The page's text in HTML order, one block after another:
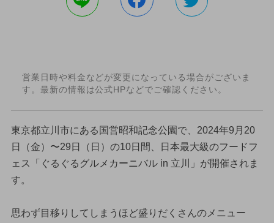
営業日時や料金などが変更になっている場合がございま
す。最新の情報は公式HPなどでご確認ください。
東京都立川市にある国営昭和記念公園で、2024年9月20
日（金）〜29日（日）の10日間、日本最大級のフードフ
ェス「ぐるぐるグルメカーニバル in 立川」が開催されま
す。
思わず目移りしてしまうほど盛りだくさんのメニュー